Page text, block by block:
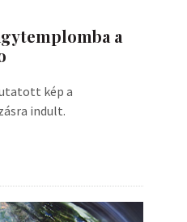
a
kép a
indult.